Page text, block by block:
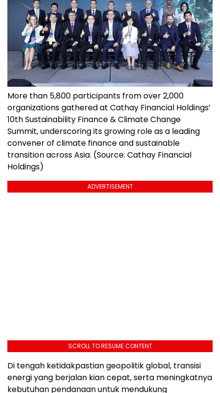
More than 5,800 participants from over 2,000
organizations gathered at Cathay Financial Holdings’
10th Sustainability Finance & Climate Change
Summit, underscoring its growing role as a leading
convener of climate finance and sustainable
transition across Asia. (Source: Cathay Financial
Holdings)
ADVERTISEMENT
SCROLL TO RESUME CONTENT
Di tengah ketidakpastian geopolitik global, transisi
energi yang berjalan kian cepat, serta meningkatnya
kebutuhan pendanaan untuk mendukung